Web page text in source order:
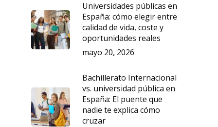
Universidades públicas en
España: cómo elegir entre
calidad de vida, coste y
oportunidades reales
mayo 20, 2026
Bachillerato Internacional
vs. universidad pública en
España: El puente que
nadie te explica cómo
cruzar